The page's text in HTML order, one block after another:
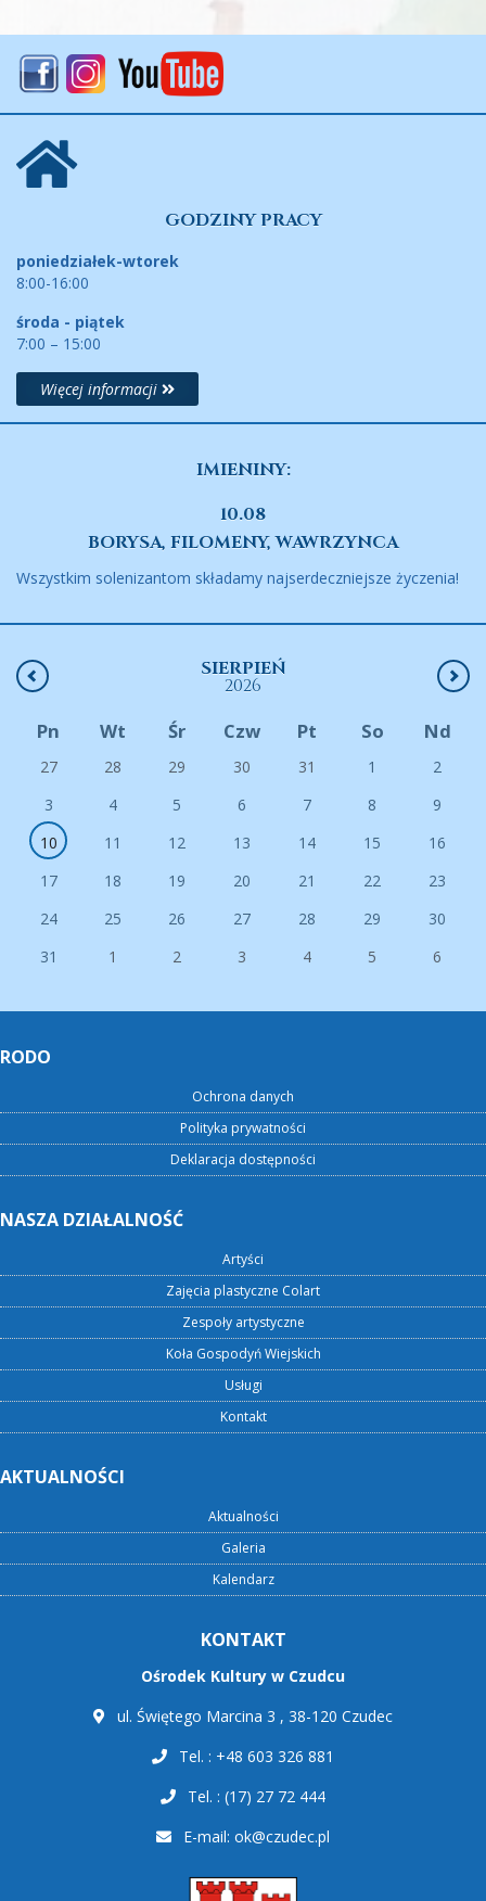
GODZINY PRACY
poniedziałek-wtorek
8:00-16:00
środa - piątek
7:00 – 15:00
Więcej informacji
IMIENINY:
10.08
BORYSA, FILOMENY, WAWRZYNCA
Wszystkim solenizantom składamy najserdeczniejsze życzenia!
SIERPIEŃ
2026
Pn Wt Śr Czw Pt So Nd
27 28 29 30 31 1
2
3
4 5 6 7 8
9
10
11 12 13 14 15
16
17
18 19 20 21 22
23
24
25 26 27 28 29
30
31
1 2 3 4 5 6
RODO
Ochrona danych
Polityka prywatności
Deklaracja dostępności
NASZA DZIAŁALNOŚĆ
Artyści
Zajęcia plastyczne Colart
Zespoły artystyczne
Koła Gospodyń Wiejskich
Usługi
Kontakt
AKTUALNOŚCI
Aktualności
Galeria
Kalendarz
KONTAKT
Ośrodek Kultury w Czudcu
ul. Świętego Marcina 3 , 38-120 Czudec
Tel. : +48 603 326 881
Tel. : (17) 27 72 444
E-mail: ok@czudec.pl